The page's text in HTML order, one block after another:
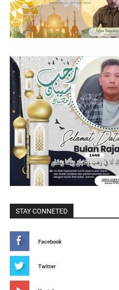
STAY CONNETED
Facebook
Twitter